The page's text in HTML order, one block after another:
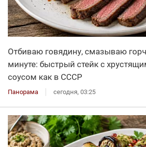
Отбиваю говядину, смазываю
минуте: быстрый стейк с
соусом как в СССР
Панорама сегодня, 03:25